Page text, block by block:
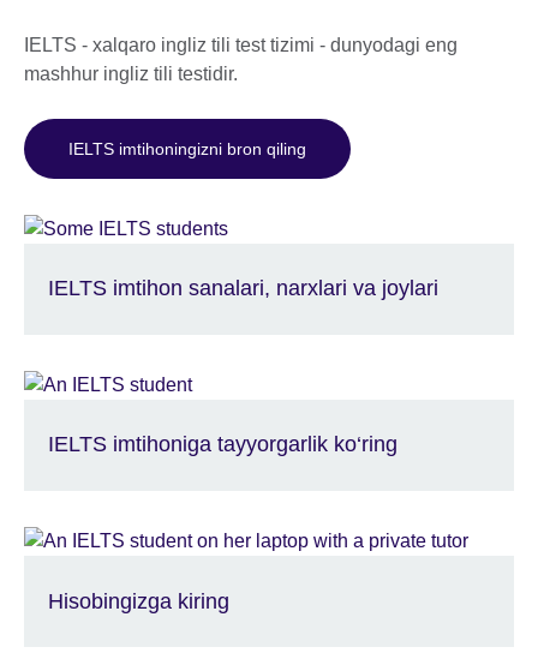
IELTS - xalqaro ingliz tili test tizimi - dunyodagi eng
mashhur ingliz tili testidir.
IELTS imtihoningizni bron qiling
IELTS imtihon sanalari, narxlari va joylari
IELTS imtihoniga tayyorgarlik ko‘ring
Hisobingizga kiring